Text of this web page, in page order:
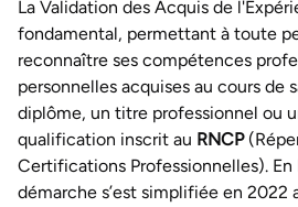
La Validation des Acquis de
fondamental, permettant à toute
reconnaître ses compétences
personnelles acquises au cours de
diplôme, un titre professionnel ou
qualification inscrit au RNCP
Certifications Professionnelles).
démarche s’est simplifiée en 2022